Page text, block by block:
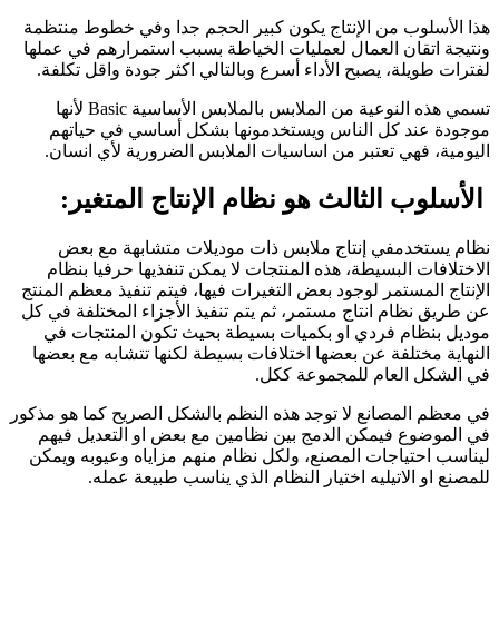
هذا الأسلوب من الإنتاج يكون كبير الحجم جدا وفي خطوط منتظمة
ونتيجة اتقان العمال لعمليات الخياطة بسبب استمرارهم في عملها
لفترات طويلة، يصبح الأداء أسرع وبالتالي اكثر جودة واقل تكلفة.
تسمي هذه النوعية من الملابس بالملابس الأساسية Basic لأنها
موجودة عند كل الناس ويستخدمونها بشكل أساسي في حياتهم
اليومية، فهي تعتبر من اساسيات الملابس الضرورية لأي انسان.
الأسلوب الثالث هو نظام الإنتاج المتغير:
نظام يستخدمفي إنتاج ملابس ذات موديلات متشابهة مع بعض
الاختلافات البسيطة، هذه المنتجات لا يمكن تنفذيها حرفيا بنظام
الإنتاج المستمر لوجود بعض التغيرات فيها، فيتم تنفيذ معظم المنتج
عن طريق نظام انتاج مستمر، ثم يتم تنفيذ الأجزاء المختلفة في كل
موديل بنظام فردي او بكميات بسيطة بحيث تكون المنتجات في
النهاية مختلفة عن بعضها اختلافات بسيطة لكنها تتشابه مع بعضها
في الشكل العام للمجموعة ككل.
في معظم المصانع لا توجد هذه النظم بالشكل الصريح كما هو مذكور
في الموضوع فيمكن الدمج بين نظامين مع بعض او التعديل فيهم
ليناسب احتياجات المصنع، ولكل نظام منهم مزاياه وعيوبه ويمكن
للمصنع او الاتيليه اختيار النظام الذي يناسب طبيعة عمله.